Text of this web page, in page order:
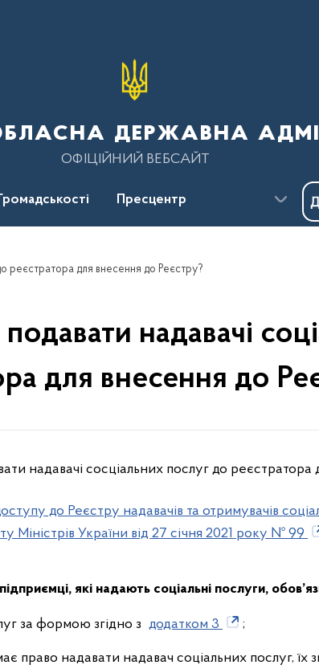
державна
ОФІЦІЙНИЙ ВЕБСАЙТ
Пресцентр
реєстратора для внесення до Реєстру?
надавачі
для внесення до
надавачі сосціальних послуг до реєстратора
до Реєстру надавачів та отримувачів
Міністрів України від 27 січня 2021 року № 99
які надають соціальні послуги,
за формою згідно з додатком 3 ;
право надавати надавач соціальних послуг, їх